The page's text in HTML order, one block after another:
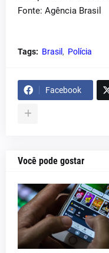
Fonte: Agência Brasil
Tags: Brasil Polícia
Facebook
Você pode gostar